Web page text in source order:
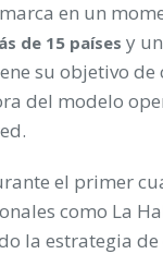
en un
de 15 países y
su objetivo
del modelo
el primer
como La
la estrategia